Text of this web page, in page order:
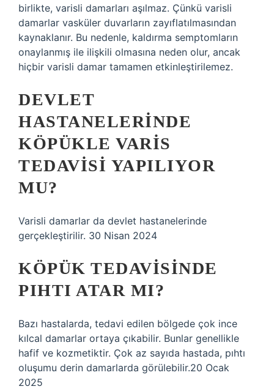
birlikte, varisli damarları aşılmaz. Çünkü varisli
damarlar vasküler duvarların zayıflatılmasından
kaynaklanır. Bu nedenle, kaldırma semptomların
onaylanmış ile ilişkili olmasına neden olur, ancak
hiçbir varisli damar tamamen etkinleştirilemez.
DEVLET
HASTANELERINDE
KÖPÜKLE VARIS
TEDAVISI YAPILIYOR
MU?
Varisli damarlar da devlet hastanelerinde
gerçekleştirilir. 30 Nisan 2024
KÖPÜK TEDAVISINDE
PIHTI ATAR MI?
Bazı hastalarda, tedavi edilen bölgede çok ince
kılcal damarlar ortaya çıkabilir. Bunlar genellikle
hafif ve kozmetiktir. Çok az sayıda hastada, pıhtı
oluşumu derin damarlarda görülebilir.20 Ocak
2025